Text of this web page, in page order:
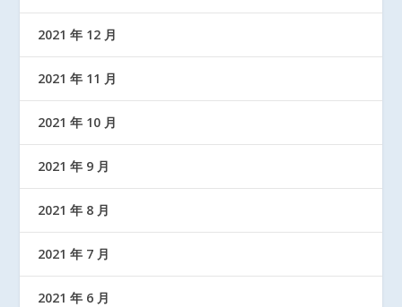
2021 年 12 月
2021 年 11 月
2021 年 10 月
2021 年 9 月
2021 年 8 月
2021 年 7 月
2021 年 6 月